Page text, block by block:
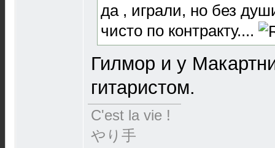
да , играли, но без
чисто по контракту....
Гилмор и у
гитаристом.
C'est la vie !
やり手